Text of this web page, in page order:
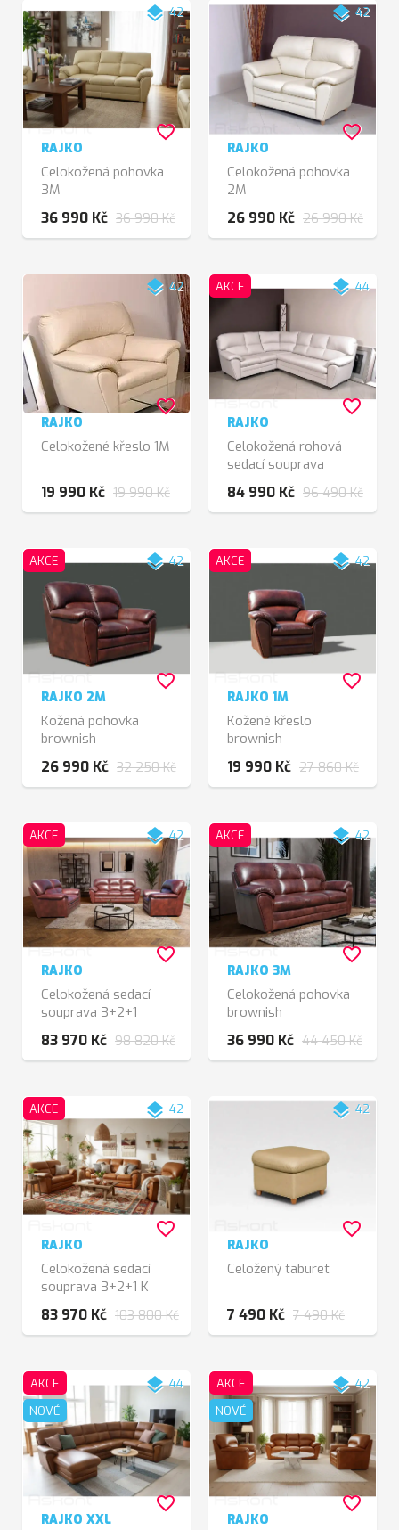
layers42
RAJKO
Celokožená pohovka
3M
36 990 Kč 36 990 Kč
favorite_border
layers 42
RAJKO
Celokožená pohovka
2M
26 990 Kč 26 990 Kč
favorite_border
layers 42
RAJKO
Celokožené křeslo 1M
19 990 Kč 19 990 Kč
favorite_border
AKCE layers44
RAJKO
Celokožená rohová
sedací souprava
84 990 Kč 96 490 Kč
favorite_border
AKCE layers42
RAJKO 2M
Kožená pohovka
brownish
26 990 Kč 32 250 Kč
favorite_border
AKCE layers42
RAJKO 1M
Kožené křeslo
brownish
19 990 Kč 27 860 Kč
favorite_border
AKCE layers42
RAJKO
Celokožená sedací
souprava 3+2+1
brownish
83 970 Kč 98 820 Kč
favorite_border
AKCE layers42
RAJKO 3M
Celokožená pohovka
brownish
36 990 Kč 44 450 Kč
favorite_border
AKCE layers 42
RAJKO
Celokožená sedací
souprava 3+2+1 K
450
83 970 Kč 103 800 Kč
favorite_border
layers 42
RAJKO
Celožený taburet
7 490 Kč 7 490 Kč
favorite_border
AKCE
NOVÉ
layers44
RAJKO XXL
favorite_border
AKCE
NOVÉ
layers42
RAJKO
favorite_border